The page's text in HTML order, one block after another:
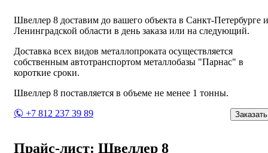
Швеллер 8 доставим до вашего объекта в Санкт-Петербурге и
Ленинградской области в день заказа или на следующий.
Доставка всех видов металлопроката осуществляется
собственным автотранспортом металлобазы "Парнас" в
короткие сроки.
Швеллер 8 поставляется в объеме не менее 1 тонны.
+7 812 237 39 89
Заказать
Прайс-лист: Швеллер 8